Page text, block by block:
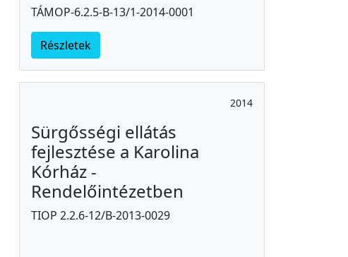
TÁMOP-6.2.5-B-13/1-2014-0001
Részletek
2014
Sürgősségi ellátás
fejlesztése a Karolina
Kórház -
Rendelőintézetben
TIOP 2.2.6-12/B-2013-0029